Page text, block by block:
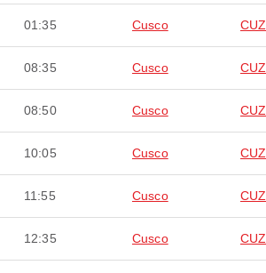
01:35 Cusco CUZ
08:35 Cusco CUZ
08:50 Cusco CUZ
10:05 Cusco CUZ
11:55 Cusco CUZ
12:35 Cusco CUZ